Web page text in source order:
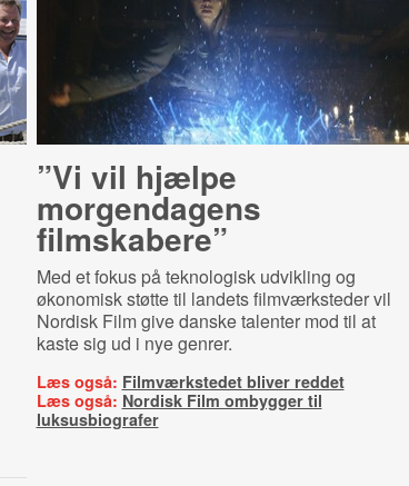
”Vi vil hjælpe
morgendagens
filmskabere”
Med et fokus på teknologisk udvikling og
økonomisk støtte til landets filmværksteder vil
Nordisk Film give danske talenter mod til at
kaste sig ud i nye genrer.
Læs også: Filmværkstedet bliver reddet
Læs også: Nordisk Film ombygger til
luksusbiografer